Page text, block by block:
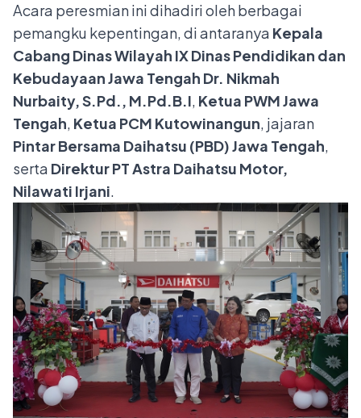
Acara peresmian ini dihadiri oleh berbagai
pemangku kepentingan, di antaranya Kepala
Cabang Dinas Wilayah IX Dinas Pendidikan dan
Kebudayaan Jawa Tengah Dr. Nikmah
Nurbaity, S.Pd., M.Pd.B.I, Ketua PWM Jawa
Tengah, Ketua PCM Kutowinangun, jajaran
Pintar Bersama Daihatsu (PBD) Jawa Tengah,
serta Direktur PT Astra Daihatsu Motor,
Nilawati Irjani.